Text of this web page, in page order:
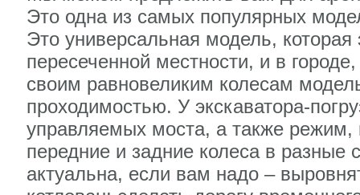
Это одна из самых популярных
Это универсальная модель,
пересеченной местности, и в
своим равновеликим колесам
проходимостью. У экскаватора-
управляемых моста, а также режим,
передние и задние колеса в разные
актуальна, если вам надо –